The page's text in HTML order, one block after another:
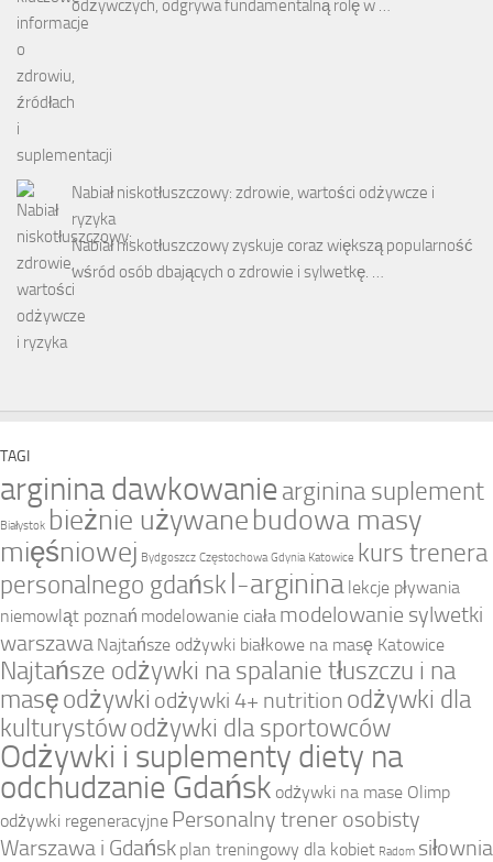
odżywczych, odgrywa fundamentalną rolę w …
Nabiał niskotłuszczowy: zdrowie, wartości odżywcze i
ryzyka
Nabiał niskotłuszczowy zyskuje coraz większą popularność
wśród osób dbających o zdrowie i sylwetkę. …
TAGI
arginina dawkowaniearginina suplement
Białystok bieżnie używanebudowa masy
mięśniowej Bydgoszcz Częstochowa Gdynia Katowice kurs trenera
personalnego gdańsk l-arginina lekcje pływania
niemowląt poznań modelowanie ciała modelowanie sylwetki
warszawa Najtańsze odżywki białkowe na masę Katowice
Najtańsze odżywki na spalanie tłuszczu i na
masęodżywki odżywki 4+ nutrition odżywki dla
kulturystówodżywki dla sportowców
Odżywki i suplementy diety na
odchudzanie Gdańsk odżywki na mase Olimp
odżywki regeneracyjne Personalny trener osobisty
Warszawa i Gdańsk plan treningowy dla kobiet Radom siłownia